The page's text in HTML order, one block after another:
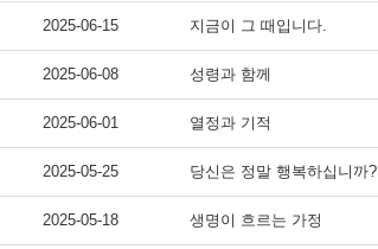
2025-06-15 지금이 그 때입니다.
2025-06-08 성령과 함께
2025-06-01 열정과 기적
2025-05-25 당신은 정말 행복하십니까?
2025-05-18 생명이 흐르는 가정